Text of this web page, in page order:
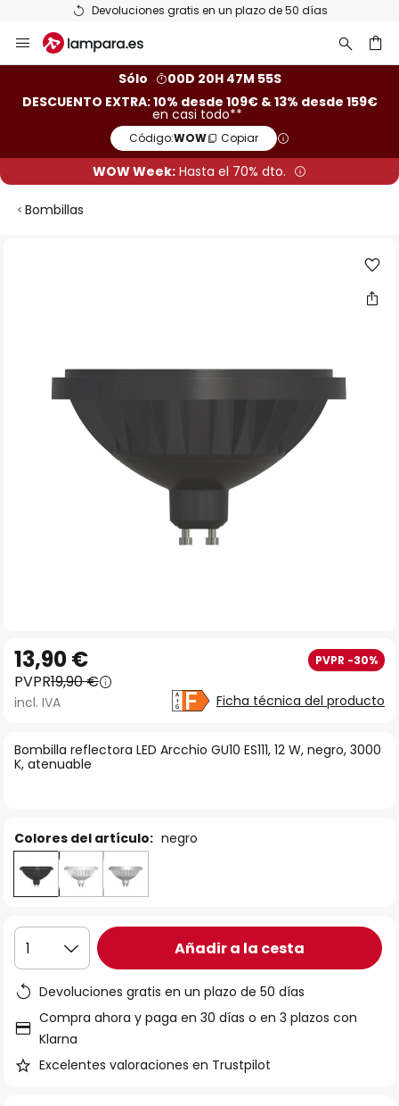
Devoluciones gratis en un plazo de 50 días
al
Sólo
00D 20H 47M 54S
DESCUENTO EXTRA: 10% desde 109€ & 13% desde 159€
en casi todo**
Código:WOW Copiar
WOW Week: Hasta el 70% dto.
Bombillas
imágenes
comienzo
de
galería
de
Bombilla reflectora LED Arcchio GU10 ES111, 12 W, negro, 3000
K, atenuable
13,90 € PVPR -30%
PVPR19,90 €
incl. IVA Ficha técnica del producto
Colores del artículo: negro
1 Añadir a la cesta
Devoluciones gratis en un plazo de 50 días
Compra ahora y paga en 30 días o en 3 plazos con
Klarna
Excelentes valoraciones en Trustpilot